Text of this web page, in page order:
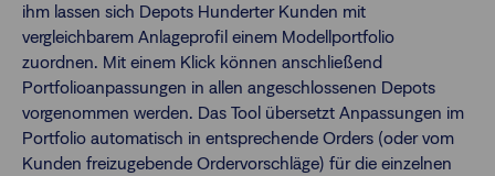
ihm lassen sich Depots Hunderter Kunden mit
vergleichbarem Anlageprofil einem Modellportfolio
zuordnen. Mit einem Klick können anschließend
Portfolioanpassungen in allen angeschlossenen Depots
vorgenommen werden. Das Tool übersetzt Anpassungen im
Portfolio automatisch in entsprechende Orders (oder vom
Kunden freizugebende Ordervorschläge) für die einzelnen